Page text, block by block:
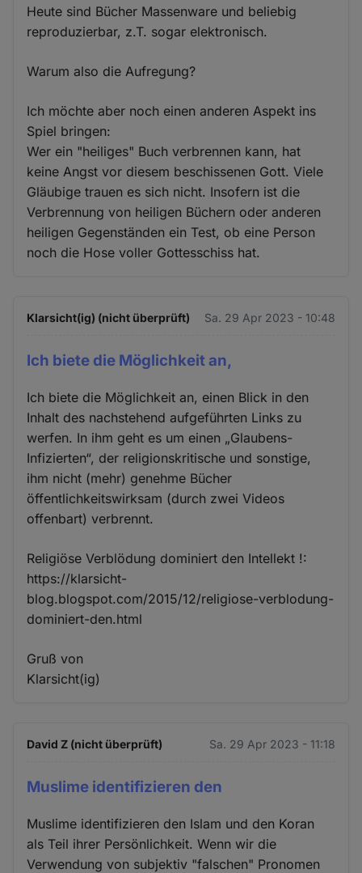
Heute sind Bücher Massenware und beliebig
reproduzierbar, z.T. sogar elektronisch.
Warum also die Aufregung?
Ich möchte aber noch einen anderen Aspekt ins
Spiel bringen:
Wer ein "heiliges" Buch verbrennen kann, hat
keine Angst vor diesem beschissenen Gott. Viele
Gläubige trauen es sich nicht. Insofern ist die
Verbrennung von heiligen Büchern oder anderen
heiligen Gegenständen ein Test, ob eine Person
noch die Hose voller Gottesschiss hat.
Klarsicht(ig) (nicht überprüft) Sa. 29 Apr 2023 - 10:48
Ich biete die Möglichkeit an,
Ich biete die Möglichkeit an, einen Blick in den
Inhalt des nachstehend aufgeführten Links zu
werfen. In ihm geht es um einen „Glaubens-
Infizierten“, der religionskritische und sonstige,
ihm nicht (mehr) genehme Bücher
öffentlichkeitswirksam (durch zwei Videos
offenbart) verbrennt.
Religiöse Verblödung dominiert den Intellekt !:
https://klarsicht-
blog.blogspot.com/2015/12/religiose-verblodung-
dominiert-den.html
Gruß von
Klarsicht(ig)
David Z (nicht überprüft) Sa. 29 Apr 2023 - 11:18
Muslime identifizieren den
Muslime identifizieren den Islam und den Koran
als Teil ihrer Persönlichkeit. Wenn wir die
Verwendung von subjektiv "falschen" Pronomen